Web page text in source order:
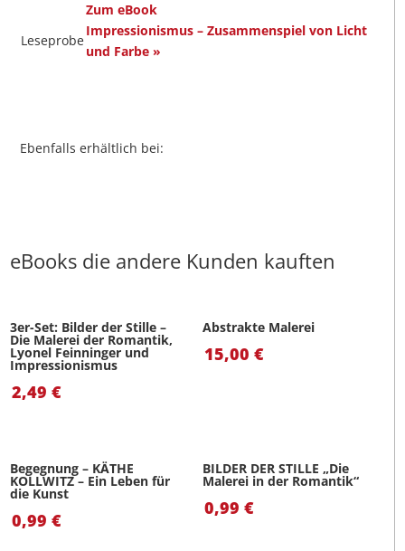
Leseprobe
Zum eBook
Impressionismus – Zusammenspiel von Licht
und Farbe »
Ebenfalls erhältlich bei:
eBooks die andere Kunden kauften
3er-Set: Bilder der Stille –
Die Malerei der Romantik,
Lyonel Feinninger und
Impressionismus
2,49€
Abstrakte Malerei
15,00€
Begegnung – KÄTHE
KOLLWITZ – Ein Leben für
die Kunst
0,99€
BILDER DER STILLE „Die
Malerei in der Romantik“
0,99€